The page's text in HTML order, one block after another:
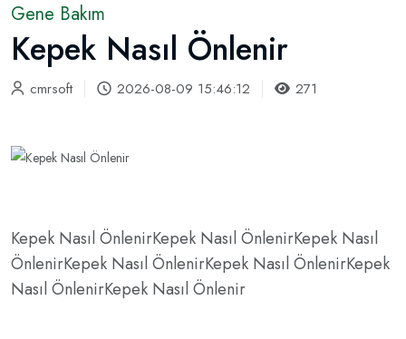
Gene Bakım
Kepek Nasıl Önlenir
cmrsoft 2026-08-09 15:46:12 271
Kepek Nasıl ÖnlenirKepek Nasıl ÖnlenirKepek Nasıl
ÖnlenirKepek Nasıl ÖnlenirKepek Nasıl ÖnlenirKepek
Nasıl ÖnlenirKepek Nasıl Önlenir